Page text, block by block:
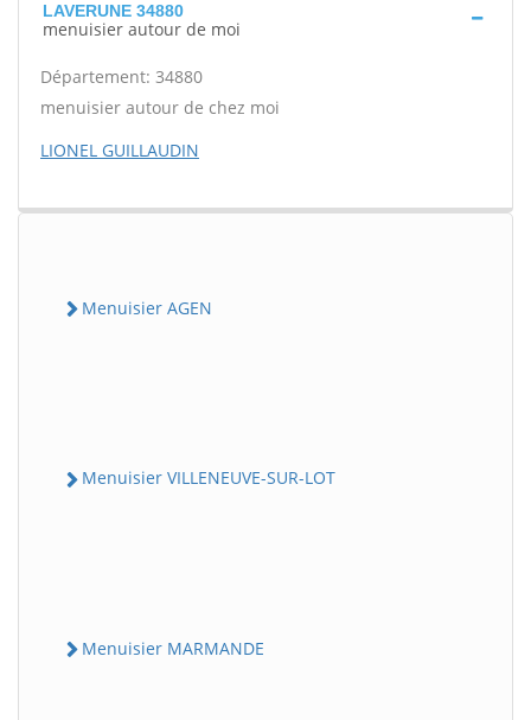
LAVERUNE 34880
menuisier autour de moi
Département: 34880
menuisier autour de chez moi
LIONEL GUILLAUDIN
Menuisier AGEN
Menuisier VILLENEUVE-SUR-LOT
Menuisier MARMANDE